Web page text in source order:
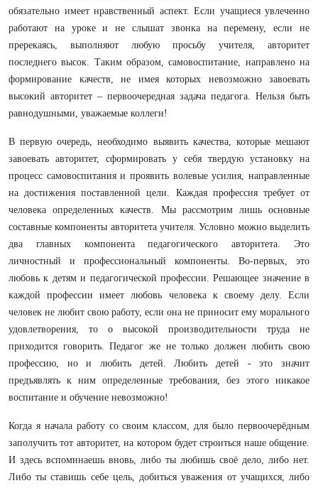
обязательно имеет нравственный аспект. Если учащиеся увлеченно
работают на уроке и не слышат звонка на перемену, если не
пререкаясь, выполняют любую просьбу учителя, авторитет
последнего высок. Таким образом, самовоспитание, направлено на
формирование качеств, не имея которых невозможно завоевать
высокий авторитет – первоочередная задача педагога. Нельзя быть
равнодушными, уважаемые коллеги!
В первую очередь, необходимо выявить качества, которые мешают
завоевать авторитет, сформировать у себя твердую установку на
процесс самовоспитания и проявить волевые усилия, направленные
на достижения поставленной цели. Каждая профессия требует от
человека определенных качеств. Мы рассмотрим лишь основные
составные компоненты авторитета учителя. Условно можно выделить
два главных компонента педагогического авторитета. Это
личностный и профессиональный компоненты. Во-первых, это
любовь к детям и педагогической профессии. Решающее значение в
каждой профессии имеет любовь человека к своему делу. Если
человек не любит свою работу, если она не приносит ему морального
удовлетворения, то о высокой производительности труда не
приходится говорить. Педагог же не только должен любить свою
профессию, но и любить детей. Любить детей - это значит
предъявлять к ним определенные требования, без этого никакое
воспитание и обучение невозможно!
Когда я начала работу со своим классом, для было первоочерёдным
заполучить тот авторитет, на котором будет строиться наше общение.
И здесь вспоминаешь вновь, либо ты любишь своё дело, либо нет.
Либо ты ставишь себе цель, добиться уважения от учащихся, либо